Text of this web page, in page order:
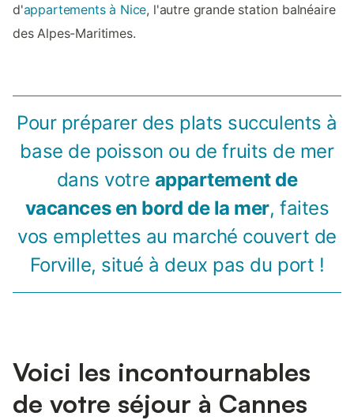
d'appartements à Nice, l'autre grande station balnéaire
des Alpes-Maritimes.
Pour préparer des plats succulents à
base de poisson ou de fruits de mer
dans votre appartement de
vacances en bord de la mer, faites
vos emplettes au marché couvert de
Forville, situé à deux pas du port !
Voici les incontournables
de votre séjour à Cannes